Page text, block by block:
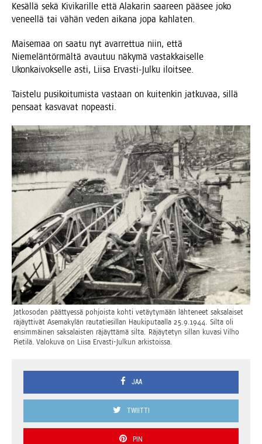
Kesäl­lä sekä Kivi­ka­ril­le että Ala­ka­rin saa­reen pää­see joko
veneel­lä tai vähän veden aika­na jopa kahlaten.
Mai­se­maa on saa­tu nyt avar­ret­tua niin, että
Nie­me­län­tör­mäl­tä avau­tuu näky­mä vas­tak­kai­sel­le
Ukon­kai­vok­sel­le asti, Lii­sa Ervas­ti-Jul­ku iloitsee.
Tais­te­lu pusi­koi­tu­mis­ta vas­taan on kui­ten­kin jat­ku­vaa, sil­lä
pen­saat kas­va­vat nopeasti.
Jat­ko­so­dan päät­tyes­sä poh­jois­ta koh­ti vetäy­ty­mään läh­te­neet sak­sa­lai­set
räjäyt­ti­vät Ase­ma­ky­län rau­ta­tie­sil­lan Hau­ki­pu­taal­la 25.9.1944. Sil­ta oli
ensim­mäi­nen sak­sa­lais­ten räjäyt­tä­mä sil­ta. Räjäy­te­tyn sil­lan kuva­si Vil­ho
Pie­ti­lä. Valo­ku­va on Lii­sa Ervas­ti-Jul­kun arkistoissa.
JAA
TWIITTI
PIN